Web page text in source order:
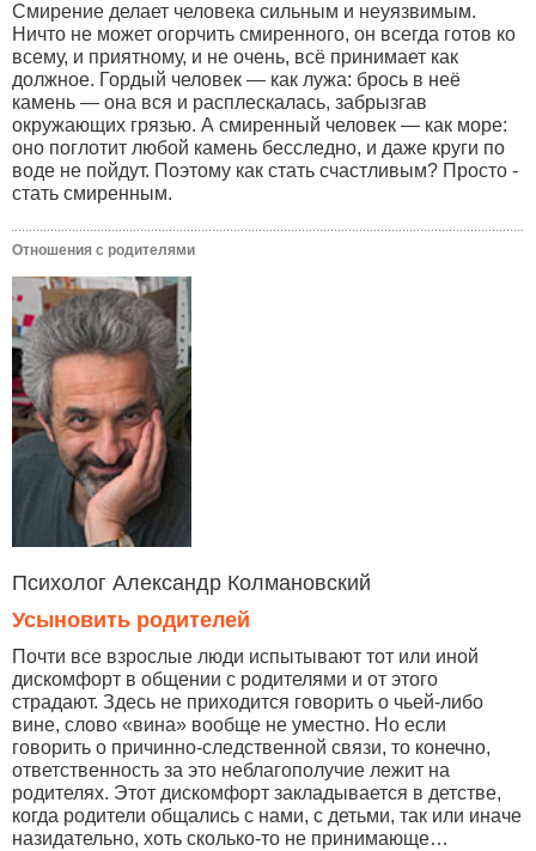
Смирение делает человека сильным и неуязвимым.
Ничто не может огорчить смиренного, он всегда готов ко
всему, и приятному, и не очень, всё принимает как
должное. Гордый человек — как лужа: брось в неё
камень — она вся и расплескалась, забрызгав
окружающих грязью. А смиренный человек — как море:
оно поглотит любой камень бесследно, и даже круги по
воде не пойдут. Поэтому как стать счастливым? Просто -
стать смиренным.
Отношения с родителями
Психолог Александр Колмановский
Усыновить родителей
Почти все взрослые люди испытывают тот или иной
дискомфорт в общении с родителями и от этого
страдают. Здесь не приходится говорить о чьей-либо
вине, слово «вина» вообще не уместно. Но если
говорить о причинно-следственной связи, то конечно,
ответственность за это неблагополучие лежит на
родителях. Этот дискомфорт закладывается в детстве,
когда родители общались с нами, с детьми, так или иначе
назидательно, хоть сколько-то не принимающе…